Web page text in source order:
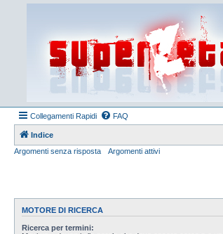
Collegamenti Rapidi FAQ
Indice
Argomenti senza risposta
Argomenti attivi
MOTORE DI RICERCA
Ricerca per termini: